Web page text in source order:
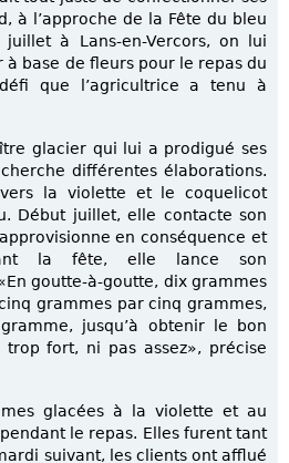
à l’approche de la Fête du bleu
à Lans-en-Vercors, on lui
à base de fleurs pour le repas du
que l’agricultrice a tenu à
glacier qui lui a prodigué ses
différentes élaborations.
vers la violette et le coquelicot
Début juillet, elle contacte son
en conséquence et
la fête, elle lance son
goutte-à-goutte, dix grammes
grammes par cinq grammes,
jusqu’à obtenir le bon
fort, ni pas assez», précise
glacées à la violette et au
le repas. Elles furent tant
suivant, les clients ont afflué